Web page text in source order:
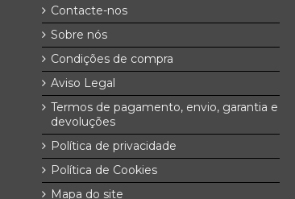
Contacte-nos
Sobre nós
Condições de compra
Aviso Legal
Termos de pagamento, envio, garantia e
devoluções
Política de privacidade
Política de Cookies
Mapa do site